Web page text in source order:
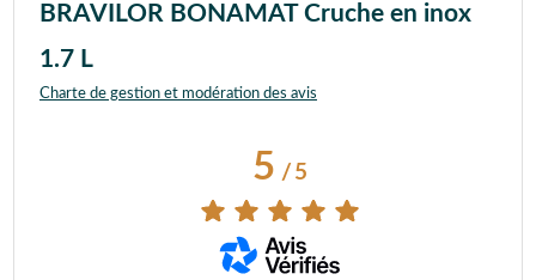
BRAVILOR BONAMAT Cruche en inox
1.7 L
Charte de gestion et modération des avis
5/ 5